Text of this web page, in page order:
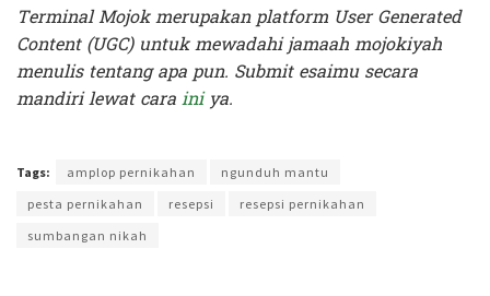
Terminal Mojok merupakan platform User Generated
Content (UGC) untuk mewadahi jamaah mojokiyah
menulis tentang apa pun. Submit esaimu secara
mandiri lewat carainiya.
Tags: amplop pernikahan
ngunduh mantu
pesta pernikahan
resepsi
resepsi pernikahan
sumbangan nikah